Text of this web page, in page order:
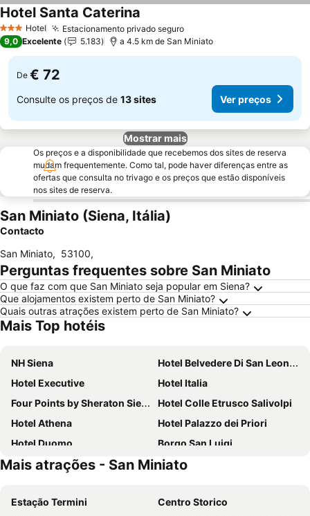
3 EstrelasHotel Estacionamento privado seguro
Hotel Santa Caterina
9,0 Excelente 5.183 a 4.5 km de San Miniato
De € 72
Consulte os preços de 13 sites Ver preços
Mostrar mais
Os preços e a disponibilidade que recebemos dos sites de reserva
mudam frequentemente. Como tal, pode haver diferenças entre as
ofertas que consulta no trivago e os preços que estão disponíveis
nos sites de reserva.
San Miniato (Siena, Itália)
Contacto
San Miniato, 53100,
Perguntas frequentes sobre San Miniato
O que faz com que San Miniato seja popular em Siena?
Que alojamentos existem perto de San Miniato?
Quais outras atrações existem perto de San Miniato?
Mais Top hotéis
NH Siena
Hotel Belvedere Di San Leonino
Hotel Executive
Hotel Italia
Four Points by Sheraton Siena
Hotel Colle Etrusco Salivolpi
Hotel Athena
Hotel Palazzo dei Priori
Hotel Duomo
Borgo San Luigi
La Terrazza Sul Campo Rooming House
Piccolo Hotel Etruria
Il Chiostro del Carmine
Arcobaleno Boutique Hotel Siena
Mais atrações - San Miniato
Estação Termini
Centro Storico